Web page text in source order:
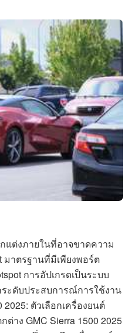
แต่งภายในที่อาจขาดความ
มาตรฐานที่มีเพียงพอร์ต
การอัปเกรดเป็นระบบ
ระดับประสบการณ์การใช้งาน
2025: ตัวเลือกเครื่องยนต์
าง GMC Sierra 1500 2025